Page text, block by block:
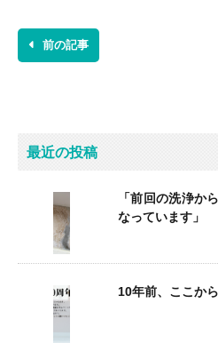
前の記事
最近の投稿
「前回の洗浄か
なっています」
10年前、ここか